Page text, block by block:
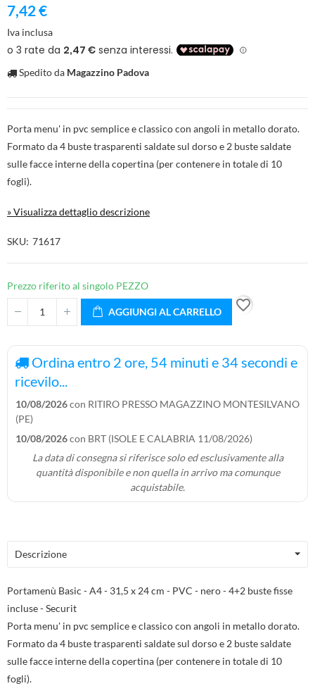
7,42 €
Iva inclusa
Spedito da Magazzino Padova
Porta menu' in pvc semplice e classico con angoli in metallo dorato.
Formato da 4 buste trasparenti saldate sul dorso e 2 buste saldate
sulle facce interne della copertina (per contenere in totale di 10
fogli).
» Visualizza dettaglio descrizione
SKU 71617
Prezzo riferito al singolo PEZZO
AGGIUNGI AL CARRELLO favorite_border
Ordina entro 2 ore, 54 minuti e 34 secondi e
ricevilo...
10/08/2026con RITIRO PRESSO MAGAZZINO MONTESILVANO
(PE)
10/08/2026con BRT (ISOLE E CALABRIA 11/08/2026)
La data di consegna si riferisce solo ed esclusivamente alla
quantità disponibile e non quella in arrivo ma comunque
acquistabile.
Descrizione
Portamenù Basic - A4 - 31,5 x 24 cm - PVC - nero - 4+2 buste fisse
incluse - Securit
Porta menu' in pvc semplice e classico con angoli in metallo dorato.
Formato da 4 buste trasparenti saldate sul dorso e 2 buste saldate
sulle facce interne della copertina (per contenere in totale di 10
fogli).